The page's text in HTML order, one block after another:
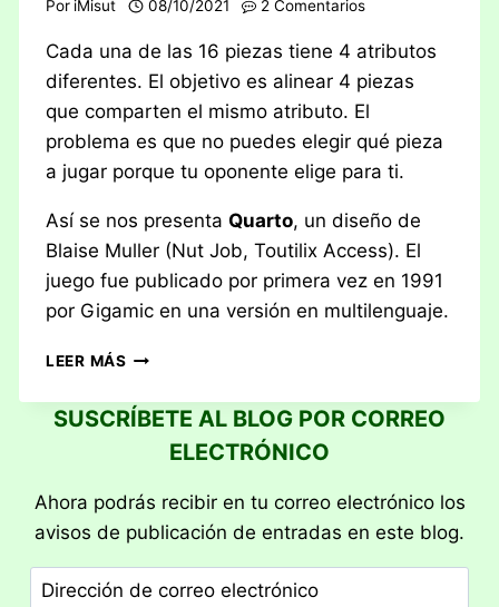
Por iMisut 08/10/2021 2 Comentarios
Cada una de las 16 piezas tiene 4 atributos
diferentes. El objetivo es alinear 4 piezas
que comparten el mismo atributo. El
problema es que no puedes elegir qué pieza
a jugar porque tu oponente elige para ti.
Así se nos presentaQuarto, un diseño de
Blaise Muller (Nut Job, Toutilix Access). El
juego fue publicado por primera vez en 1991
por Gigamic en una versión en multilenguaje.
LEER MÁS RESEÑA:
SUSCRÍBETE AL BLOG POR CORREO
ELECTRÓNICO
Ahora podrás recibir en tu correo electrónico los
avisos de publicación de entradas en este blog.
Dirección